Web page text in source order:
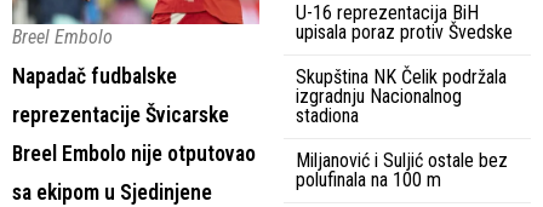
Breel Embolo
Napadač fudbalske
reprezentacije Švicarske
Breel Embolo nije otputovao
sa ekipom u Sjedinjene
U-16 reprezentacija BiH
upisala poraz protiv Švedske
Skupština NK Čelik podržala
izgradnju Nacionalnog
stadiona
Miljanović i Suljić ostale bez
polufinala na 100 m